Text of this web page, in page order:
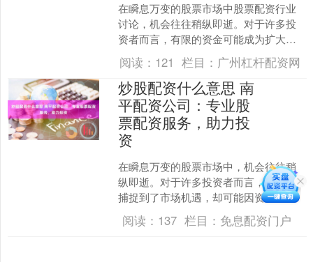
在瞬息万变的股票市场中股票配资行业
讨论，机会往往稍纵即逝。对于许多投
资者而言，有限的资金可能成为扩大收
益、把握关键机遇的制约因素。南平股
票配资公司应运而生，致力....
阅读： 121 栏目： 广州杠杆配资网
炒股配资什么意思 南
平配资公司：专业股
票配资服务，助力投
资
在瞬息万变的股票市场中，机会往往稍
纵即逝。对于许多投资者而言，敏锐地
捕捉到了市场机遇，却可能因资金不足
而遗憾错过。南平配资公司正是洞悉了
这一核心痛点炒股配资什么....
阅读： 137 栏目： 免息配资门户